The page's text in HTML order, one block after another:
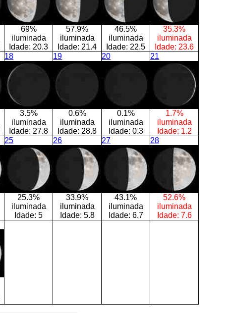
69%
iluminada
Idade: 20.3
57.9%
iluminada
Idade: 21.4
46.5%
iluminada
Idade: 22.5
35.3%
iluminada
Idade: 23.6
18
3.5%
iluminada
Idade: 27.8
19
0.6%
iluminada
Idade: 28.8
20
0.1%
iluminada
Idade: 0.3
21
1.7%
iluminada
Idade: 1.2
25
25.3%
iluminada
Idade: 5
26
33.9%
iluminada
Idade: 5.8
27
43.1%
iluminada
Idade: 6.7
28
52.6%
iluminada
Idade: 7.6